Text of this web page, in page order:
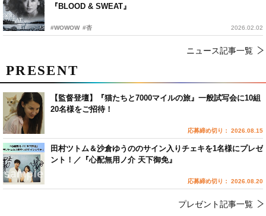
『BLOOD & SWEAT』
#WOWOW #杏 2026.02.02
ニュース記事一覧
PRESENT
【監督登壇】『猫たちと7000マイルの旅』一般試写会に10組
20名様をご招待！
応募締め切り： 2026.08.15
田村ツトム＆沙倉ゆうののサイン入りチェキを1名様にプレゼ
ント！／『心配無用ノ介 天下御免』
応募締め切り： 2026.08.20
プレゼント記事一覧